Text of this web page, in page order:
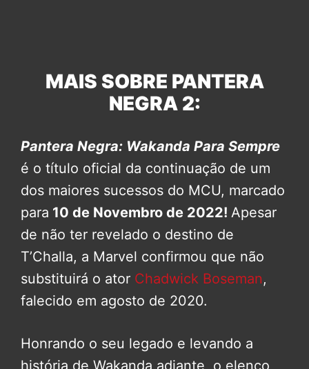
MAIS SOBRE PANTERA
NEGRA 2:
Pantera Negra: Wakanda Para Sempre
é o título oficial da continuação de um
dos maiores sucessos do MCU, marcado
para 10 de Novembro de 2022! Apesar
de não ter revelado o destino de
T’Challa, a Marvel confirmou que não
substituirá o ator Chadwick Boseman,
falecido em agosto de 2020.
Honrando o seu legado e levando a
história de Wakanda adiante, o elenco